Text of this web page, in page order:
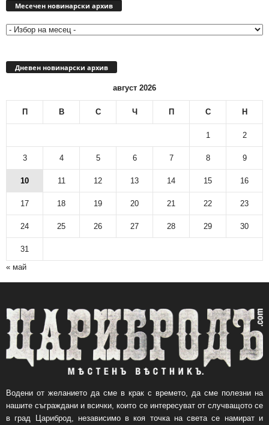
Месечен новинарски архив
Дневен новинарски архив
август 2026
П В С Ч П С Н
1 2
3 4 5 6 7 8 9
10 11 12 13 14 15 16
17 18 19 20 21 22 23
24 25 26 27 28 29 30
31
« май
Водени от желанието да сме в крак с времето, да сме полезни на
нашите съграждани и всички, които се интересуват от случващото се
в град Цариброд, независимо в коя точка на света се намират и